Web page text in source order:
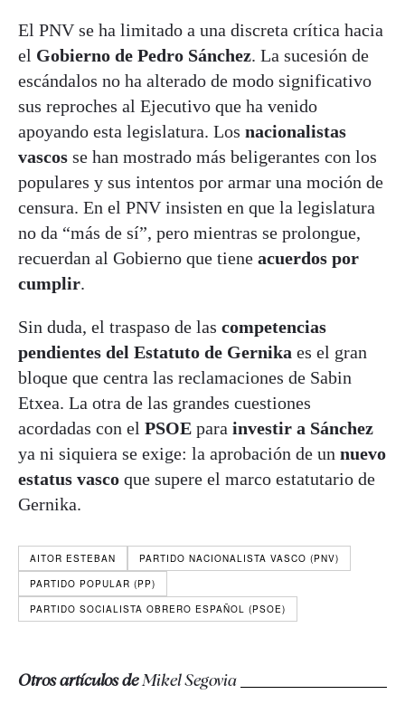
El PNV se ha limitado a una discreta crítica hacia
el Gobierno de Pedro Sánchez. La sucesión de
escándalos no ha alterado de modo significativo
sus reproches al Ejecutivo que ha venido
apoyando esta legislatura. Los nacionalistas
vascos se han mostrado más beligerantes con los
populares y sus intentos por armar una moción de
censura. En el PNV insisten en que la legislatura
no da “más de sí”, pero mientras se prolongue,
recuerdan al Gobierno que tiene acuerdos por
cumplir.
Sin duda, el traspaso de las competencias
pendientes del Estatuto de Gernika es el gran
bloque que centra las reclamaciones de Sabin
Etxea. La otra de las grandes cuestiones
acordadas con el PSOE para investir a Sánchez
ya ni siquiera se exige: la aprobación de un nuevo
estatus vasco que supere el marco estatutario de
Gernika.
AITOR ESTEBAN
PARTIDO NACIONALISTA VASCO (PNV)
PARTIDO POPULAR (PP)
PARTIDO SOCIALISTA OBRERO ESPAÑOL (PSOE)
Otros artículos deMikel Segovia